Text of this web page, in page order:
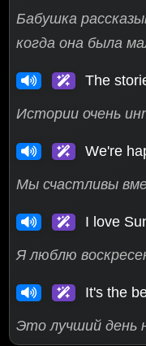
Бабушка
когда она была
The
Истории очень
We're
Мы счастливы
I love
Я люблю
It's the
Это лучший день